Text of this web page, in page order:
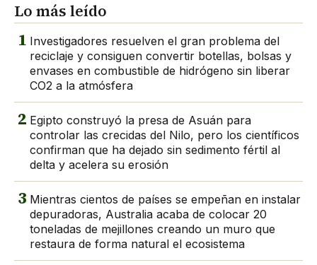
Lo más leído
1 Investigadores resuelven el gran problema del
reciclaje y consiguen convertir botellas, bolsas y
envases en combustible de hidrógeno sin liberar
CO2 a la atmósfera
2 Egipto construyó la presa de Asuán para
controlar las crecidas del Nilo, pero los científicos
confirman que ha dejado sin sedimento fértil al
delta y acelera su erosión
3 Mientras cientos de países se empeñan en instalar
depuradoras, Australia acaba de colocar 20
toneladas de mejillones creando un muro que
restaura de forma natural el ecosistema